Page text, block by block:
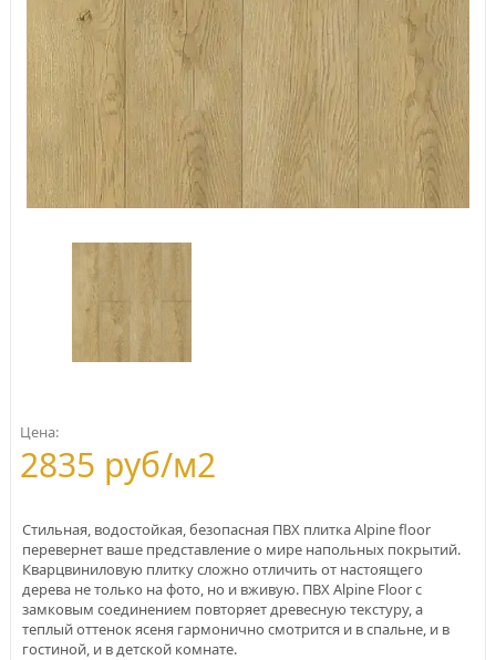
Цена:
2835 руб/м2
Стильная, водостойкая, безопасная ПВХ плитка Alpine floor
перевернет ваше представление о мире напольных покрытий.
Кварцвиниловую плитку сложно отличить от настоящего
дерева не только на фото, но и вживую. ПВХ Alpine Floor с
замковым соединением повторяет древесную текстуру, а
теплый оттенок ясеня гармонично смотрится и в спальне, и в
гостиной, и в детской комнате.